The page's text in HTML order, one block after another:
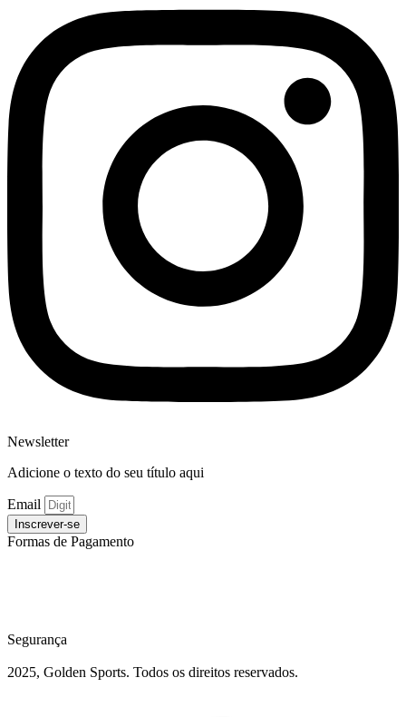
Newsletter
Adicione o texto do seu título aqui
Email
Inscrever-se
Formas de Pagamento
Segurança
2025, Golden Sports. Todos os direitos reservados.